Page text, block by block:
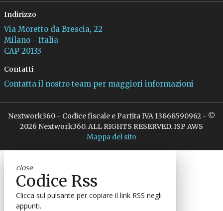
Indirizzo
Via Moretto da Brescia, 22
Milano - Italia
CAP 20133
Contatti
Contatta il nostro team per maggiori informazioni
Nextwork360 - Codice fiscale e Partita IVA 13868590962 - ©
2026 Nextwork360. ALL RIGHTS RESERVED. ISP AWS
Mappa del sito
close
Codice Rss
Clicca sul pulsante per copiare il link RSS negli
appunti.